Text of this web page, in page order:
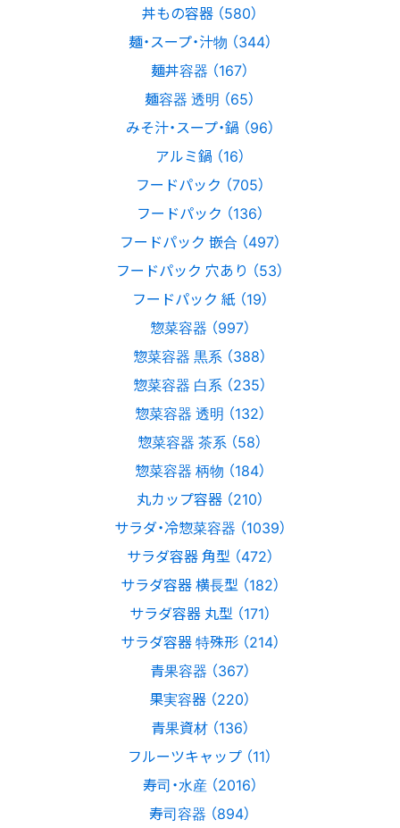
丼もの容器 （580）
麺・スープ・汁物 （344）
麺丼容器 （167）
麺容器 透明 （65）
みそ汁・スープ・鍋 （96）
アルミ鍋 （16）
フードパック （705）
フードパック （136）
フードパック 嵌合 （497）
フードパック 穴あり （53）
フードパック 紙 （19）
惣菜容器 （997）
惣菜容器 黒系 （388）
惣菜容器 白系 （235）
惣菜容器 透明 （132）
惣菜容器 茶系 （58）
惣菜容器 柄物 （184）
丸カップ容器 （210）
サラダ・冷惣菜容器 （1039）
サラダ容器 角型 （472）
サラダ容器 横長型 （182）
サラダ容器 丸型 （171）
サラダ容器 特殊形 （214）
青果容器 （367）
果実容器 （220）
青果資材 （136）
フルーツキャップ （11）
寿司・水産 （2016）
寿司容器 （894）